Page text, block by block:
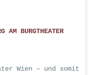
AM BURGTHEATER
Wien – und somit